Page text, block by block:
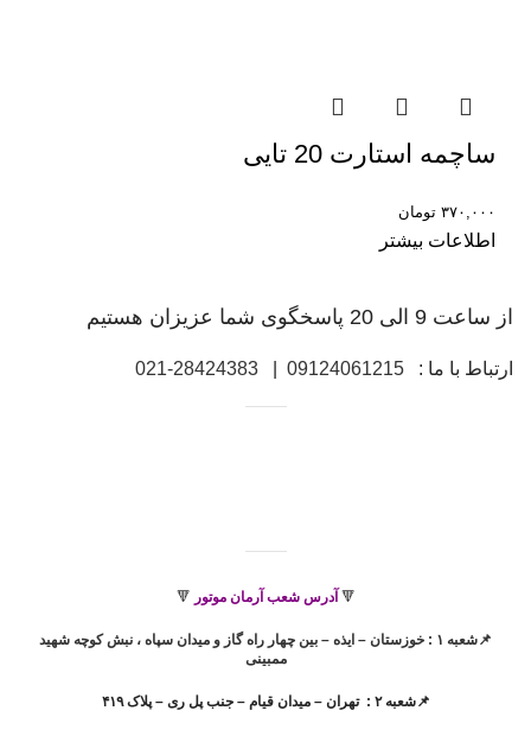
ساچمه استارت 20 تایی
۳۷۰,۰۰۰ تومان
اطلاعات بیشتر
از ساعت 9 الی 20 پاسخگوی شما عزیزان هستیم
ارتباط با ما : 09124061215
28424383-021
🔻 آدرس شعب آرمان موتور 🔻
📌شعبه ۱ : خوزستان – ایذه – بین چهار راه گاز و میدان سپاه ، نبش کوچه شهید
ممبینی
📌شعبه ۲ : تهران – میدان قیام – جنب پل ری – پلاک ۴۱۹